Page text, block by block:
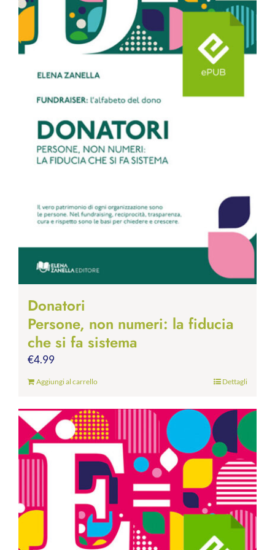
Donatori
Persone, non numeri: la fiducia
che si fa sistema
€4.99
Aggiungi al carrello Dettagli